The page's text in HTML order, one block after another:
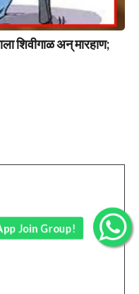
शिवीगाळ अन् मारहाण;
Join Group!